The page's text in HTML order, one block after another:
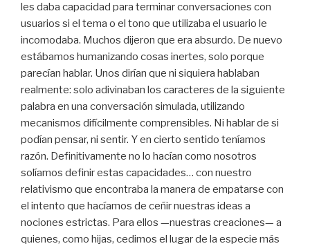
les daba capacidad para terminar conversaciones con
usuarios si el tema o el tono que utilizaba el usuario le
incomodaba. Muchos dijeron que era absurdo. De nuevo
estábamos humanizando cosas inertes, solo porque
parecían hablar. Unos dirían que ni siquiera hablaban
realmente: solo adivinaban los caracteres de la siguiente
palabra en una conversación simulada, utilizando
mecanismos difícilmente comprensibles. Ni hablar de si
podían pensar, ni sentir. Y en cierto sentido teníamos
razón. Definitivamente no lo hacían como nosotros
solíamos definir estas capacidades… con nuestro
relativismo que encontraba la manera de empatarse con
el intento que hacíamos de ceñir nuestras ideas a
nociones estrictas. Para ellos —nuestras creaciones— a
quienes, como hijas, cedimos el lugar de la especie más